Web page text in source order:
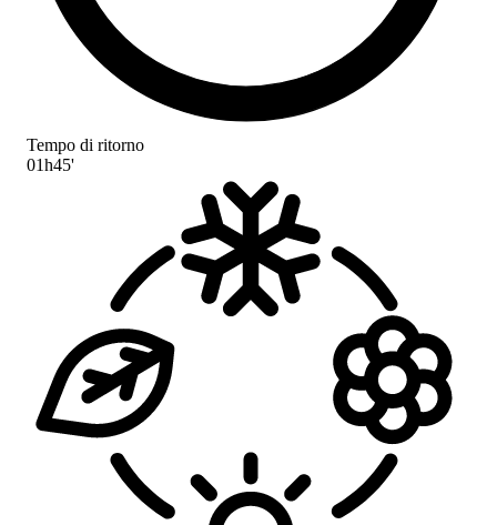
Tempo di ritorno
01h45'